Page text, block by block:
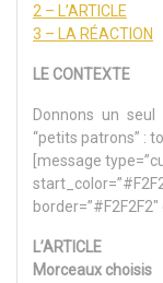
2 – L’ARTICLE
3 – LA RÉACTION
LE CONTEXTE
Donnons un
“petits patrons” :
[message
L’ARTICLE
Morceaux choisis